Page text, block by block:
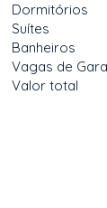
Dormitórios
Suítes
Banheiros
Vagas de
Valor total